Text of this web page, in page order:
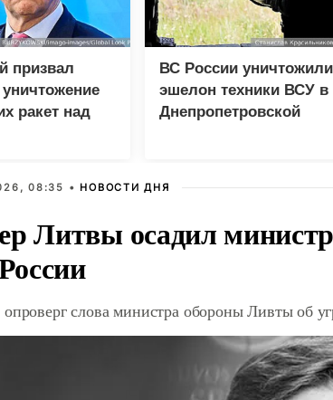
призвал
ракет над
ВС России уничтожили
эшелон техники ВСУ в
Днепропетровской
08:35 • НОВОСТИ ДНЯ
Литвы осадил
слова министра обороны Ливты об